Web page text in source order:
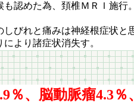
も認めた為、頚椎ＭＲＩ施行
しびれと痛みは神経根症状と
により諸症状消失す。
％、脳動脈瘤4.3％